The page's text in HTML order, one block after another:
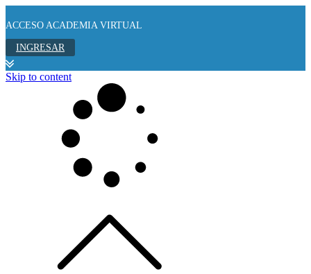
ACCESO ACADEMIA VIRTUAL
INGRESAR
Skip to content